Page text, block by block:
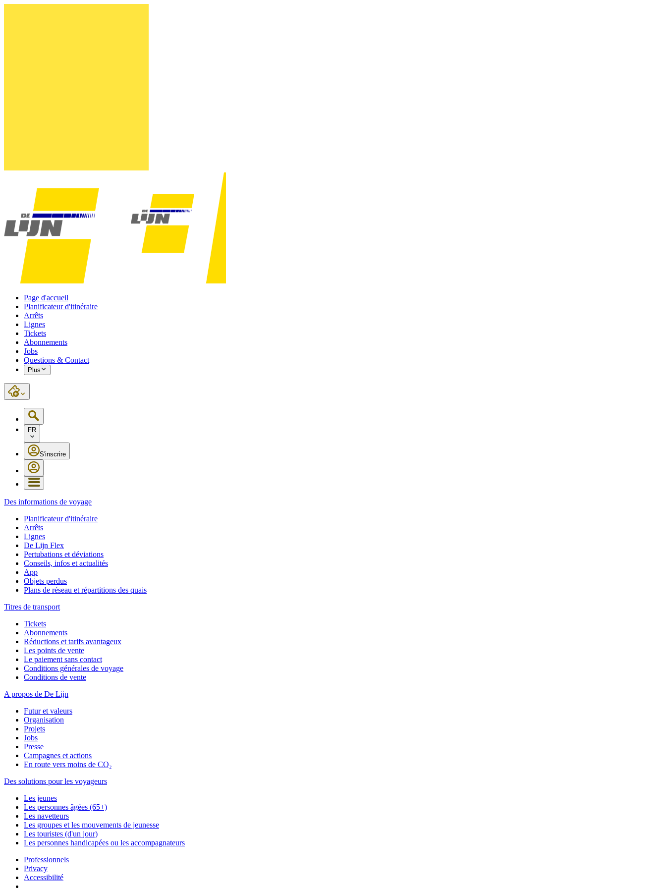
Page d'accueil
Planificateur d'itinéraire
Arrêts
Lignes
Tickets
Abonnements
Jobs
Questions & Contact
Plus
FR
S'inscrire
Des informations de voyage
Planificateur d'itinéraire
Arrêts
Lignes
De Lijn Flex
Pertubations et déviations
Conseils, infos et actualités
App
Objets perdus
Plans de réseau et répartitions des quais
Titres de transport
Tickets
Abonnements
Réductions et tarifs avantageux
Les points de vente
Le paiement sans contact
Conditions générales de voyage
Conditions de vente
A propos de De Lijn
Futur et valeurs
Organisation
Projets
Jobs
Presse
Campagnes et actions
En route vers moins de CO₂
Des solutions pour les voyageurs
Les jeunes
Les personnes âgées (65+)
Les navetteurs
Les groupes et les mouvements de jeunesse
Les touristes (d'un jour)
Les personnes handicapées ou les accompagnateurs
Professionnels
Privacy
Accessibilité